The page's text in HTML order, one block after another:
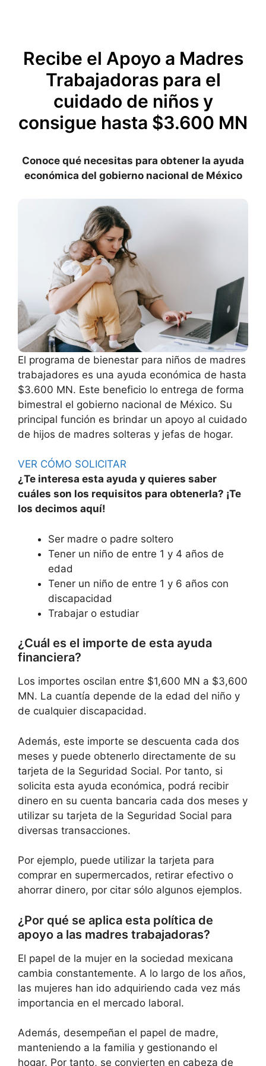
Recibe el Apoyo a Madres
Trabajadoras para el
cuidado de niños y
consigue hasta $3.600 MN
Conoce qué necesitas para obtener la ayuda
económica del gobierno nacional de México
El programa de bienestar para niños de madres
trabajadores es una ayuda económica de hasta
$3.600 MN. Este beneficio lo entrega de forma
bimestral el gobierno nacional de México. Su
principal función es brindar un apoyo al cuidado
de hijos de madres solteras y jefas de hogar.
VER CÓMO SOLICITAR
¿Te interesa esta ayuda y quieres saber
cuáles son los requisitos para obtenerla? ¡Te
los decimos aquí!
Ser madre o padre soltero
Tener un niño de entre 1 y 4 años de
edad
Tener un niño de entre 1 y 6 años con
discapacidad
Trabajar o estudiar
¿Cuál es el importe de esta ayuda
financiera?
Los importes oscilan entre $1,600 MN a $3,600
MN. La cuantía depende de la edad del niño y
de cualquier discapacidad.
Además, este importe se descuenta cada dos
meses y puede obtenerlo directamente de su
tarjeta de la Seguridad Social. Por tanto, si
solicita esta ayuda económica, podrá recibir
dinero en su cuenta bancaria cada dos meses y
utilizar su tarjeta de la Seguridad Social para
diversas transacciones.
Por ejemplo, puede utilizar la tarjeta para
comprar en supermercados, retirar efectivo o
ahorrar dinero, por citar sólo algunos ejemplos.
¿Por qué se aplica esta política de
apoyo a las madres trabajadoras?
El papel de la mujer en la sociedad mexicana
cambia constantemente. A lo largo de los años,
las mujeres han ido adquiriendo cada vez más
importancia en el mercado laboral.
Además, desempeñan el papel de madre,
manteniendo a la familia y gestionando el
hogar. Por tanto, se convierten en cabeza de